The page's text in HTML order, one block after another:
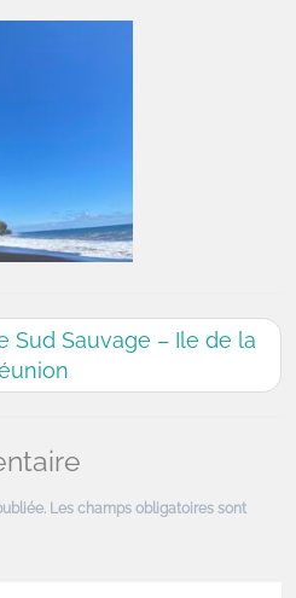
Sud Sauvage – Ile de la
Les champs obligatoires sont